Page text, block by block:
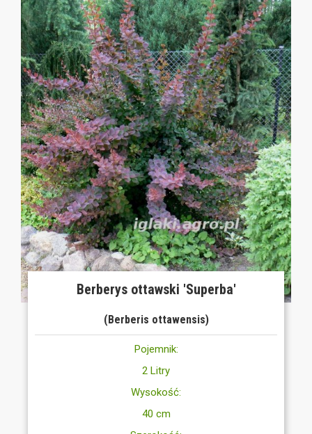
Berberys ottawski 'Superba'
(Berberis ottawensis)
Pojemnik:
2 Litry
Wysokość:
40 cm